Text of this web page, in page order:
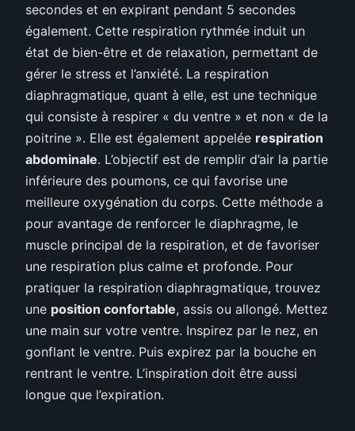
secondes et en expirant pendant 5 secondes
également. Cette respiration rythmée induit un
état de bien-être et de relaxation, permettant de
gérer le stress et l’anxiété. La respiration
diaphragmatique, quant à elle, est une technique
qui consiste à respirer « du ventre » et non « de la
poitrine ». Elle est également appelée respiration
abdominale. L’objectif est de remplir d’air la partie
inférieure des poumons, ce qui favorise une
meilleure oxygénation du corps. Cette méthode a
pour avantage de renforcer le diaphragme, le
muscle principal de la respiration, et de favoriser
une respiration plus calme et profonde. Pour
pratiquer la respiration diaphragmatique, trouvez
une position confortable, assis ou allongé. Mettez
une main sur votre ventre. Inspirez par le nez, en
gonflant le ventre. Puis expirez par la bouche en
rentrant le ventre. L’inspiration doit être aussi
longue que l’expiration.